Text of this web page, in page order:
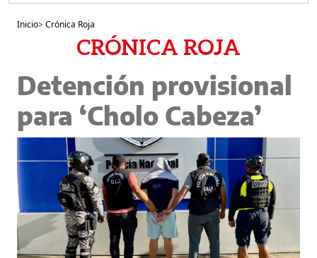
Inicio>Crónica Roja
CRÓNICA ROJA
Detención provisional
para ‘Cholo Cabeza’